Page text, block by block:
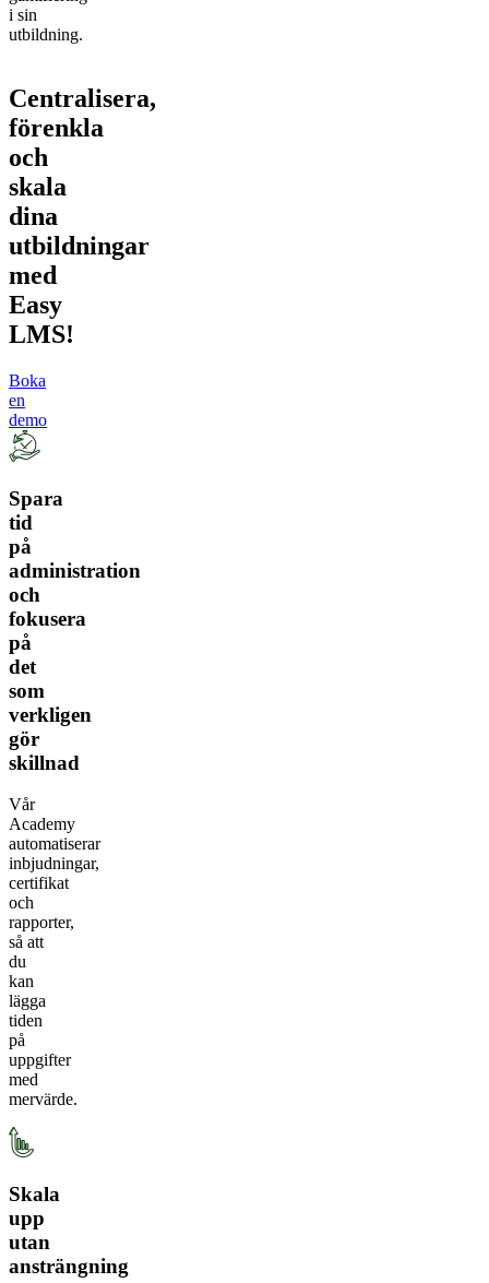
i sin
utbildning.
Centralisera,
förenkla
och
skala
dina
utbildningar
med
Easy
LMS!
Boka
en
demo
Spara
tid
på
administration
och
fokusera
på
det
som
verkligen
gör
skillnad
Vår
Academy
automatiserar
inbjudningar,
certifikat
och
rapporter,
så att
du
kan
lägga
tiden
på
uppgifter
med
mervärde.
Skala
upp
utan
ansträngning